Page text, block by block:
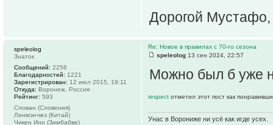
Дорогой
Re: Новое в правилах с 70-го сезона
speleolog 13 сен 2024, 22:57
Можно был б уже
respect отметил этот пост как
Унас в Ворониже ни усё как игде усех.
speleolog
Знаток
Сообщений: 2256
Благодарностей: 1221
Зарегистрирован: 12 июл 2015, 19:11
Откуда: Воронеж, Россия
Рейтинг: 593
Слован (Словения)
Линмэнчжэ (Китай)
Чикен Инн (Зимбабве)